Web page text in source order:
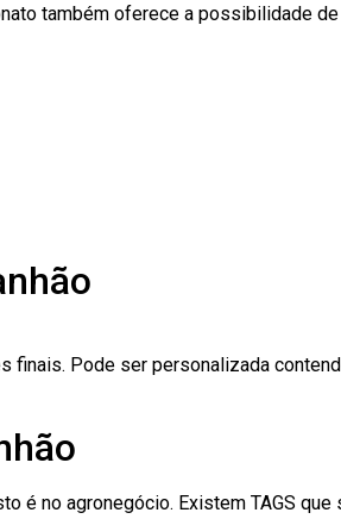
também oferece a possibilidade de
finais. Pode ser personalizada
é no agronegócio. Existem TAGS que